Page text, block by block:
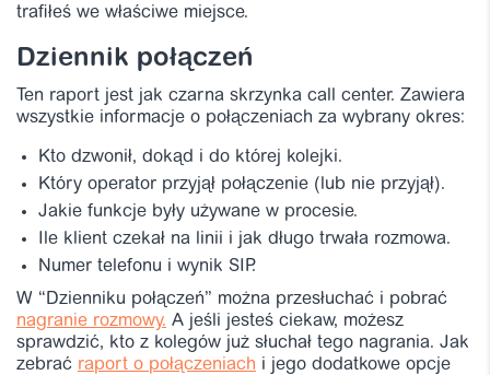
trafiłeś we właściwe miejsce.
Dziennik połączeń
Ten raport jest jak czarna skrzynka call center. Zawiera
wszystkie informacje o połączeniach za wybrany okres:
Kto dzwonił, dokąd i do której kolejki.
Który operator przyjął połączenie (lub nie przyjął).
Jakie funkcje były używane w procesie.
Ile klient czekał na linii i jak długo trwała rozmowa.
Numer telefonu i wynik SIP.
W “Dzienniku połączeń” można przesłuchać i pobrać
nagranie rozmowy. A jeśli jesteś ciekaw, możesz
sprawdzić, kto z kolegów już słuchał tego nagrania. Jak
zebrać raport o połączeniach i jego dodatkowe opcje